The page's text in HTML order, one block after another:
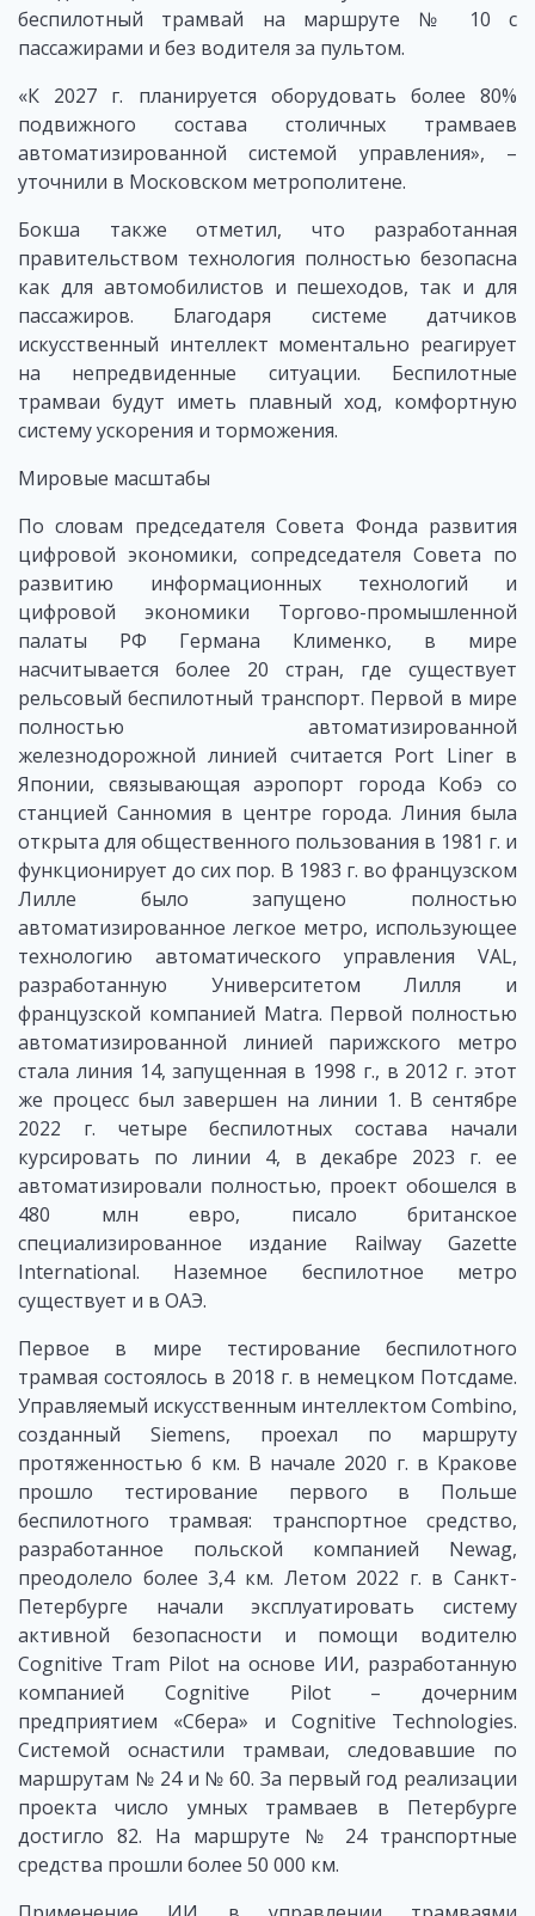
беспилотный трамвай на маршруте № 10 с
пассажирами и без водителя за пультом.
«К 2027 г. планируется оборудовать более 80%
подвижного состава столичных трамваев
автоматизированной системой управления», –
уточнили в Московском метрополитене.
Бокша также отметил, что разработанная
правительством технология полностью безопасна
как для автомобилистов и пешеходов, так и для
пассажиров. Благодаря системе датчиков
искусственный интеллект моментально реагирует
на непредвиденные ситуации. Беспилотные
трамваи будут иметь плавный ход, комфортную
систему ускорения и торможения.
Мировые масштабы
По словам председателя Совета Фонда развития
цифровой экономики, сопредседателя Совета по
развитию информационных технологий и
цифровой экономики Торгово-промышленной
палаты РФ Германа Клименко, в мире
насчитывается более 20 стран, где существует
рельсовый беспилотный транспорт. Первой в мире
полностью автоматизированной
железнодорожной линией считается Port Liner в
Японии, связывающая аэропорт города Кобэ со
станцией Санномия в центре города. Линия была
открыта для общественного пользования в 1981 г. и
функционирует до сих пор. В 1983 г. во французском
Лилле было запущено полностью
автоматизированное легкое метро, использующее
технологию автоматического управления VAL,
разработанную Университетом Лилля и
французской компанией Matra. Первой полностью
автоматизированной линией парижского метро
стала линия 14, запущенная в 1998 г., в 2012 г. этот
же процесс был завершен на линии 1. В сентябре
2022 г. четыре беспилотных состава начали
курсировать по линии 4, в декабре 2023 г. ее
автоматизировали полностью, проект обошелся в
480 млн евро, писало британское
специализированное издание Railway Gazette
International. Наземное беспилотное метро
существует и в ОАЭ.
Первое в мире тестирование беспилотного
трамвая состоялось в 2018 г. в немецком Потсдаме.
Управляемый искусственным интеллектом Combino,
созданный Siemens, проехал по маршруту
протяженностью 6 км. В начале 2020 г. в Кракове
прошло тестирование первого в Польше
беспилотного трамвая: транспортное средство,
разработанное польской компанией Newag,
преодолело более 3,4 км. Летом 2022 г. в Санкт-
Петербурге начали эксплуатировать систему
активной безопасности и помощи водителю
Cognitive Tram Pilot на основе ИИ, разработанную
компанией Cognitive Pilot – дочерним
предприятием «Сбера» и Cognitive Technologies.
Системой оснастили трамваи, следовавшие по
маршрутам № 24 и № 60. За первый год реализации
проекта число умных трамваев в Петербурге
достигло 82. На маршруте № 24 транспортные
средства прошли более 50 000 км.